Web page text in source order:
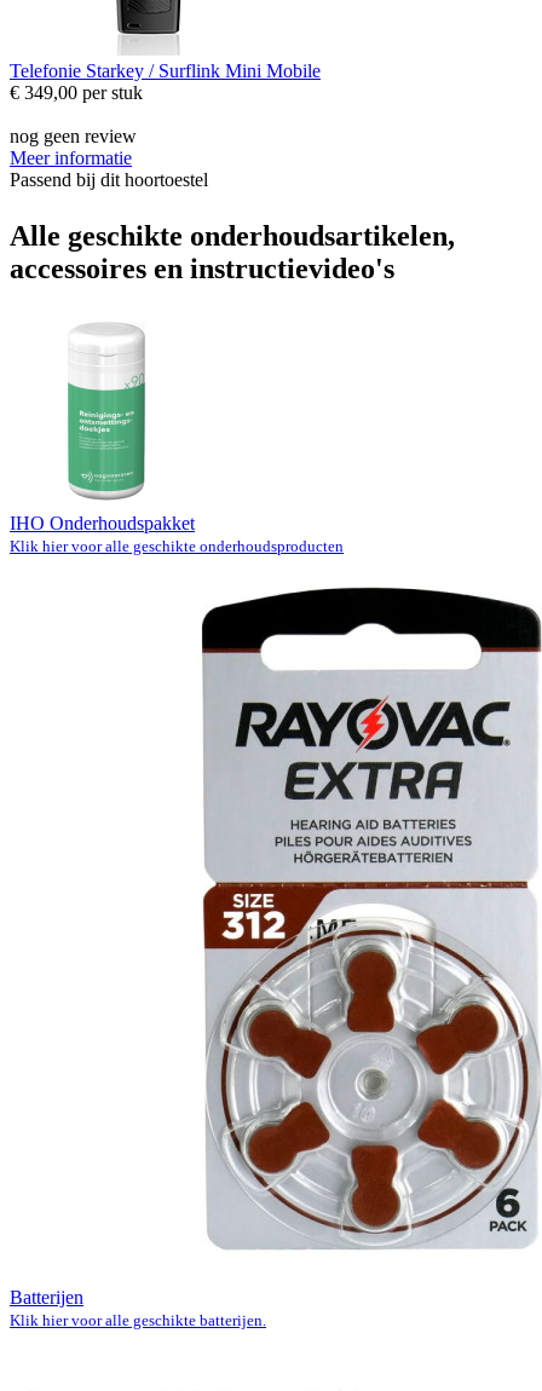
Telefonie Starkey / Surflink Mini Mobile
€ 349,00 per stuk
nog geen review
Meer informatie
Passend bij dit hoortoestel
Alle geschikte onderhoudsartikelen,
accessoires en instructievideo's
IHO Onderhoudspakket
Klik hier voor alle geschikte onderhoudsproducten
Batterijen
Klik hier voor alle geschikte batterijen.